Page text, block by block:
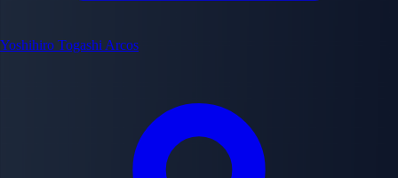
Yoshihiro Togashi Arcos